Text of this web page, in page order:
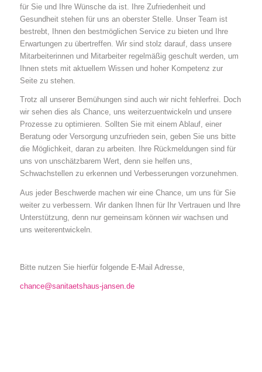
für Sie und Ihre Wünsche da ist. Ihre Zufriedenheit und
Gesundheit stehen für uns an oberster Stelle. Unser Team ist
bestrebt, Ihnen den bestmöglichen Service zu bieten und Ihre
Erwartungen zu übertreffen. Wir sind stolz darauf, dass unsere
Mitarbeiterinnen und Mitarbeiter regelmäßig geschult werden, um
Ihnen stets mit aktuellem Wissen und hoher Kompetenz zur
Seite zu stehen.
Trotz all unserer Bemühungen sind auch wir nicht fehlerfrei. Doch
wir sehen dies als Chance, uns weiterzuentwickeln und unsere
Prozesse zu optimieren. Sollten Sie mit einem Ablauf, einer
Beratung oder Versorgung unzufrieden sein, geben Sie uns bitte
die Möglichkeit, daran zu arbeiten. Ihre Rückmeldungen sind für
uns von unschätzbarem Wert, denn sie helfen uns,
Schwachstellen zu erkennen und Verbesserungen vorzunehmen.
Aus jeder Beschwerde machen wir eine Chance, um uns für Sie
weiter zu verbessern. Wir danken Ihnen für Ihr Vertrauen und Ihre
Unterstützung, denn nur gemeinsam können wir wachsen und
uns weiterentwickeln.
Bitte nutzen Sie hierfür folgende E-Mail Adresse,
chance@sanitaetshaus-jansen.de